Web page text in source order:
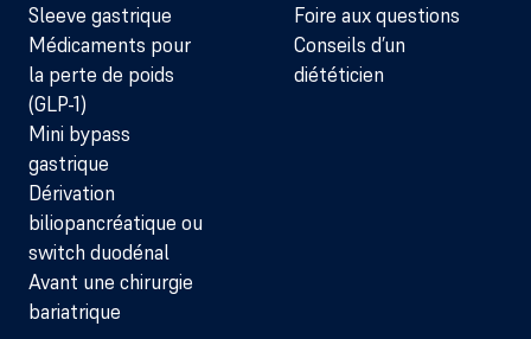
Sleeve gastrique
Médicaments pour
la perte de poids
(GLP-1)
Mini bypass
gastrique
Dérivation
biliopancréatique ou
switch duodénal
Avant une chirurgie
bariatrique
Foire aux questions
Conseils d’un
diététicien